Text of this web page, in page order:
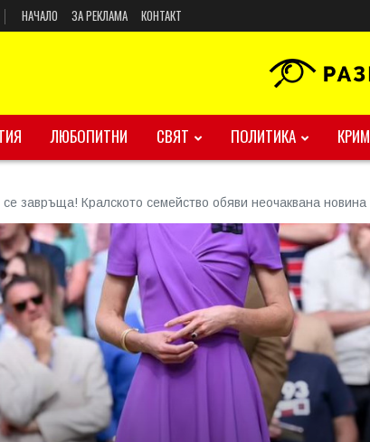
НАЧАЛО ЗА РЕКЛАМА КОНТАКТ
ЛЮБОПИТНИ СВЯТ ПОЛИТИКА
се завръща! Кралското семейство обяви неочаквана новина